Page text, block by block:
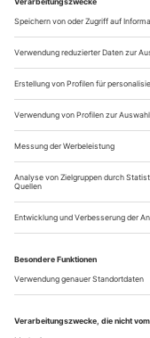
Mitglied in
der Metropolitan
und
Repertoire sowie für
Titelrolle in...
Poesie und Motorik
Antonio Pappano
«Turandot»
Opern als
es einst die
Culshaw (von
gehören schon
mehr finanzierbar
leistete, Giacomo